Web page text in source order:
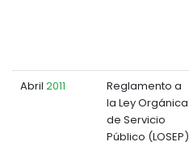
Abril 2011
Reglamento a
la Ley Orgánica
de Servicio
Público (LOSEP)